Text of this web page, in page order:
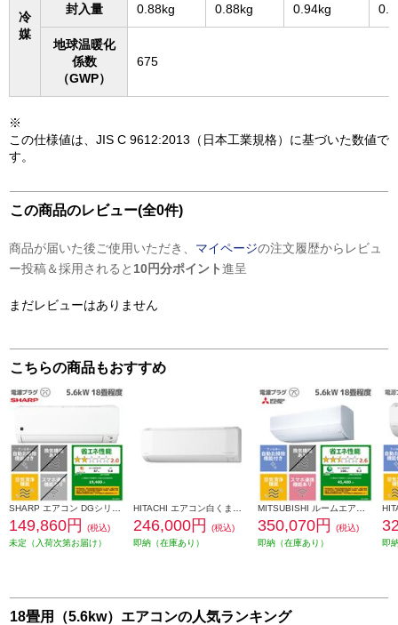
冷
媒
封入量 0.88kg 0.88kg 0.94kg
地球温暖化
係数
（GWP）
675
※
この仕様値は、JIS C 9612:2013（日本工業規格）に基づいた数値で
す。
この商品のレビュー(全0件)
商品が届いた後ご使用いただき、 マイページの注文履歴からレビュ
ー投稿＆採用されると 10円分ポイント進呈
まだレビューはありません
こちらの商品もおすすめ
149,860円
(税込)
未定（入荷次第お届け）
246,000円
(税込)
即納（在庫あり）
350,070円
(税込)
即納（在庫あり）
即
18畳用（5.6kw）エアコンの人気ランキング